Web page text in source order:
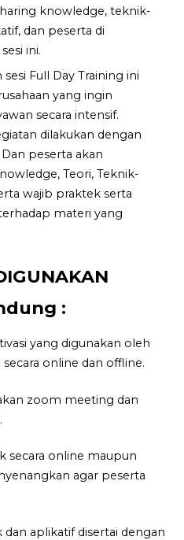
knowledge, teknik-
dan peserta di
ini.
Full Day Training ini
yang ingin
secara intensif.
dilakukan dengan
peserta akan
Teori, Teknik-
wajib praktek serta
materi yang
:
yang digunakan oleh
online dan offline.
zoom meeting dan
secara online maupun
agar peserta
aplikatif disertai dengan